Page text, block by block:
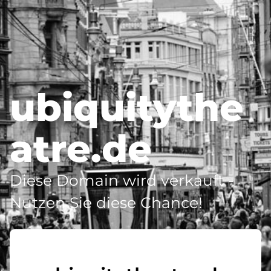
ubiquitythe
atre.de
Diese Domain wird verkauft -
Nutzen Sie diese Chance!